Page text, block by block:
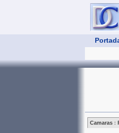
Camaras :